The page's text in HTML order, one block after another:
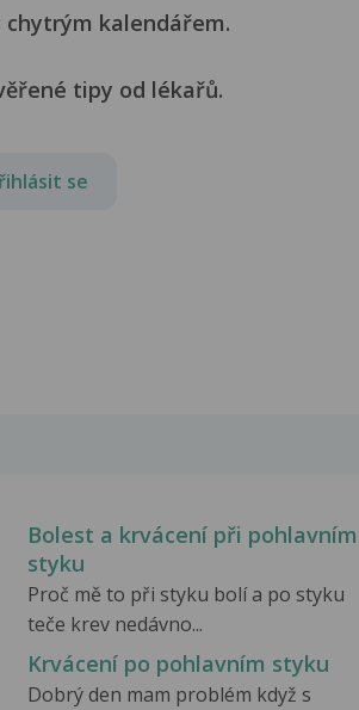
kalendářem.
tipy od lékařů.
se
Bolest a krvácení při pohlavním
styku
Proč mě to při styku bolí a po styku
teče krev nedávno...
Krvácení po pohlavním styku
Dobrý den mam problém když s